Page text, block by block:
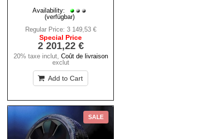
Availability:
(verfügbar)
Regular Price: 3 149,53 €
Special Price
2 201,22 €
20% taxe inclut, Coût de livraison
exclut
Add to Cart
SALE